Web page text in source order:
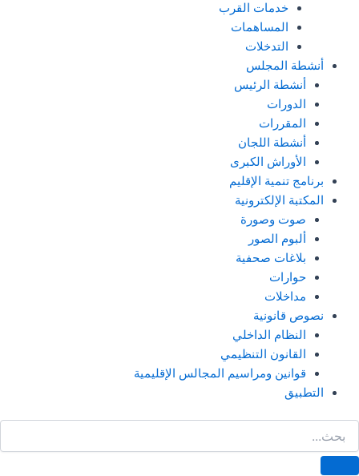
خدمات القرب
المساهمات
التدخلات
أنشطة المجلس
أنشطة الرئيس
الدورات
المقررات
أنشطة اللجان
الأوراش الكبرى
برنامج تنمية الإقليم
المكتبة الإلكترونية
صوت وصورة
ألبوم الصور
بلاغات صحفية
حوارات
مداخلات
نصوص قانونية
النظام الداخلي
القانون التنظيمي
قوانين ومراسيم المجالس الإقليمية
التطبيق